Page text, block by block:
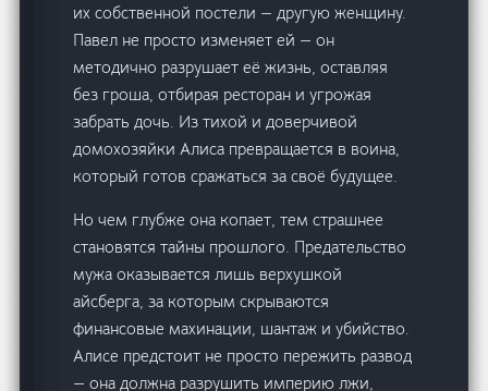
их собственной постели — другую женщину.
Павел не просто изменяет ей — он
методично разрушает её жизнь, оставляя
без гроша, отбирая ресторан и угрожая
забрать дочь. Из тихой и доверчивой
домохозяйки Алиса превращается в воина,
который готов сражаться за своё будущее.
Но чем глубже она копает, тем страшнее
становятся тайны прошлого. Предательство
мужа оказывается лишь верхушкой
айсберга, за которым скрываются
финансовые махинации, шантаж и убийство.
Алисе предстоит не просто пережить развод
— она должна разрушить империю лжи,